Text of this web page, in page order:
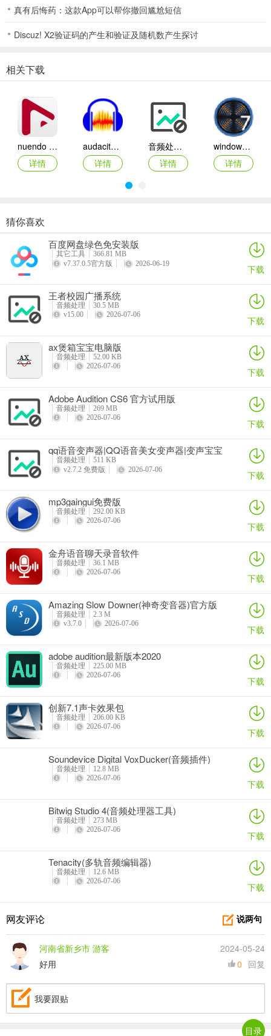
是表示你在录音时要点亮“R”“S”“M”中的“R”，这表示此轨是在录音范
点击录音键（红色标注3）就可以开始录下你的声音了。
3、在第三轨处点亮R，点击录音键，不要出声，先录下一段空白的噪
音文件，不需要很长，
录制完后双击进入单轨模式，选择效果－噪音消除－降噪器，选择噪
音采样，点击“关闭”。回到多轨模式下删除此轨。
4、右键单击一轨，插入一个音频文件，注意，这个音频文件就是你的
音乐伴奏文件，可以是mp3，也可以是wav等其它音乐文件的格式。
5、录制完成之后，你可以听听你录下的声音是不是干巴巴的？很难听
吧？呵呵，都这样，没有加任何效果嘛。
好，现在我们来给你的声音进行一下润色吧。右键点击你录制声音所
在的轨道，点击波形编辑进入单轨模式。
6、我们录制的声音首先要进行降噪，虽然录制环境要保持安静，但还
是会有很多杂音的。
点击效果中的降噪器，我们在上面已经进行过了环境的噪音采样，此
时只需点击“确定”，降噪器就会自动消除你录制声音中的环境噪音，
你也可以打开“预览”自己拖动直线来进行调整直到满意为止。
7、现在，我们来给你的干巴声音加效果了，刷新一下你的效果列表，
你会发现在DirectX下多了很多的选项，这就是我们刚才安装的插件。
变的更加均衡，来保持一致连贯，不会声音忽大忽小。
做压限的话就用waveC4好了。用Utlrafunkfx中的compressor插件也
中已经有很多种选项可供你选择，也可以自己调，点击确定完成这一
步。然后再打开waveC4，重复以上步骤。
8、加混响。我们现在录制的声音还是很干巴的，没有一点混响，现在
我们要通过效果－DirectX－Utlrafunkfx中的ReverbR3来给你的声音
加上混响。
9、怎么样？听到了吗？满意吗？还可以是吗？如果觉得你录制的声音
音量偏小，那么就右键点击“调整音频块音量”，直到两轨的声音达到
你满意的程度为止。
下面就把这两个音轨混缩成一个音轨吧。在第三轨上右键单击，弹出
菜单中选择“混缩所有波形文件”。
10、ok，现在两轨的声音已经合并了，再双击第三轨，进入单轨模式
下，选择菜单中的“文件”－“另存为”，找到.mp3或者是.wma了吗？
给你的文件起个名吧，比如：天黑黑.mp3，指定好一个存放mp3的路
径，点击确定。打开winamp听听你的声音能不能和歌星比。
真有后悔药：这款App可以帮你撤回尴尬短信
Discuz! X2验证码的产生和验证及随机数产生探讨
相关下载
nuendo 13(音频处理软件)
详情
audacity(音频处理软件)
详情
音频处理软件(VinylStudio)
详情
windows强大音频处理工具
详情
MAGIX Sequoia音频处理工具
详情
stereo tool(音频处理制作软件)官方版
详情
Foobar2000 音频处理工具
GranuLab(粒子音频处理器)
猜你喜欢
百度网盘绿色免安装版
其它工具
366.81 MB
v7.37.0.5官方版
2026-06-19 下载
王者校园广播系统
音频处理
30.5 MB
v15.00
2026-07-06 下载
ax煲箱宝宝电脑版
音频处理
52.00 KB
2026-07-06
下载
Adobe Audition CS6 官方试用版
音频处理
269 MB
2026-07-06
下载
qq语音变声器|QQ语音美女变声器|变声宝宝
音频处理
511 KB
v2.7.2 免费版
2026-07-06 下载
mp3gaingui免费版
音频处理
292.00 KB
2026-07-06
下载
金舟语音聊天录音软件
音频处理
36.1 MB
2026-07-06
下载
Amazing Slow Downer(神奇变音器)官方版
音频处理
2.3 M
v3.7.0
2026-07-06 下载
adobe audition最新版本2020
音频处理
225.00 MB
2026-07-06
下载
创新7.1声卡效果包
音频处理
206.00 KB
2026-07-06
下载
Soundevice Digital VoxDucker(音频插件)
音频处理
12.8 MB
2026-07-06
下载
Bitwig Studio 4(音频处理器工具)
音频处理
273 MB
2026-07-06
下载
Tenacity(多轨音频编辑器)
音频处理
12.6 MB
2026-07-06
下载
说两句
网友评论
2024-05-24
0 回复
河南省新乡市 游客
好用
我要跟贴
目录